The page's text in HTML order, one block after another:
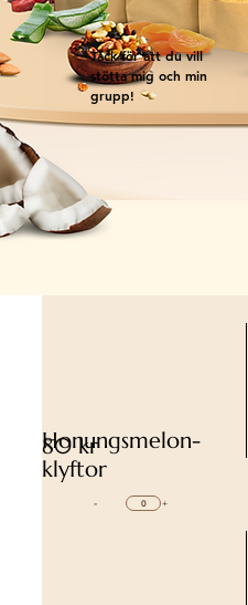
Tack för att du vill
stötta mig och min
grupp!
80 kr
Honungsmelon-
klyftor
- +